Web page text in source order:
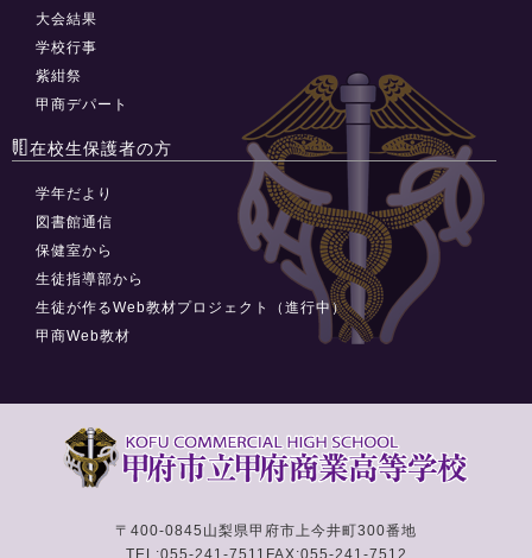
大会結果
学校行事
紫紺祭
甲商デパート
在校生保護者の方
学年だより
図書館通信
保健室から
生徒指導部から
生徒が作るWeb教材プロジェクト（進行中）
甲商Web教材
〒400-0845 山梨県甲府市上今井町300番地
TEL:055-241-7511 FAX:055-241-7512